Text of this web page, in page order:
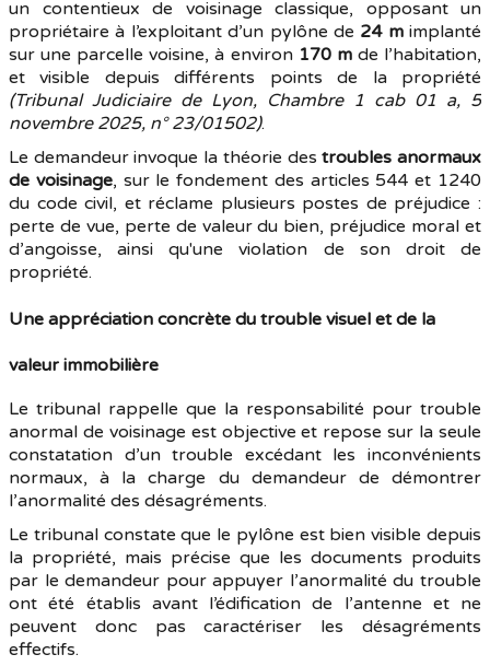
un contentieux de voisinage classique, opposant un
propriétaire à l’exploitant d’un pylône de 24 mimplanté
sur une parcelle voisine, à environ 170 mde l’habitation,
et visible depuis différents points de la propriété
(Tribunal Judiciaire de Lyon, Chambre 1 cab 01 a, 5
novembre 2025, n° 23/01502).
Le demandeur invoque la théorie destroubles anormaux
de voisinage, sur le fondement des articles 544 et 1240
du code civil, et réclame plusieurs postes de préjudice :
perte de vue, perte de valeur du bien, préjudice moral et
d’angoisse, ainsi qu'une violation de son droit de
propriété.
Une appréciation concrète du trouble visuel et de la
valeur immobilière
Le tribunal rappelle que la responsabilité pour trouble
anormal de voisinage est objective et repose sur la seule
constatation d’un trouble excédant les inconvénients
normaux, à la charge du demandeur de démontrer
l’anormalité des désagréments.
Le tribunal constate que le pylône est bien visible depuis
la propriété, mais précise que les documents produits
par le demandeur pour appuyer l’anormalité du trouble
ont été établis avant l’édification de l’antenne et ne
peuvent donc pas caractériser les désagréments
effectifs.